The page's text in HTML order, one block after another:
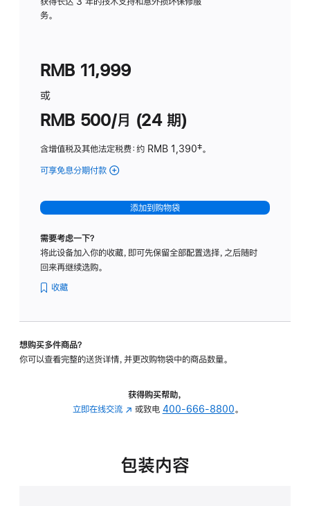
务。
RMB 11,999
或
RMB 500/月 (24 期)
含增值税及其他法定税费：约 RMB 1,390脚
‡。
可享免息分期付款 (Studio
-
标
璃
转
的
添加到购物袋
需要考虑一下？
将此设备加入你的收藏，即可先保留全部配置选择，之后随时
回来再继续选购。
收藏
想购买多件商品？
你可以查看完整的送货详情，并更改购物袋中的商品数量。
获得购买帮助，
立即在线交流 (在
中
或致电 400-666-8800。
包装内容